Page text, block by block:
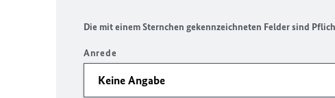
Die mit einem Sternchen gekennzeichneten Felder sind
Anrede